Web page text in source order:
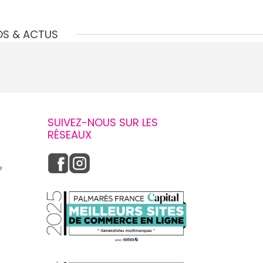
& ACTUS
SUIVEZ-NOUS SUR LES
RÉSEAUX